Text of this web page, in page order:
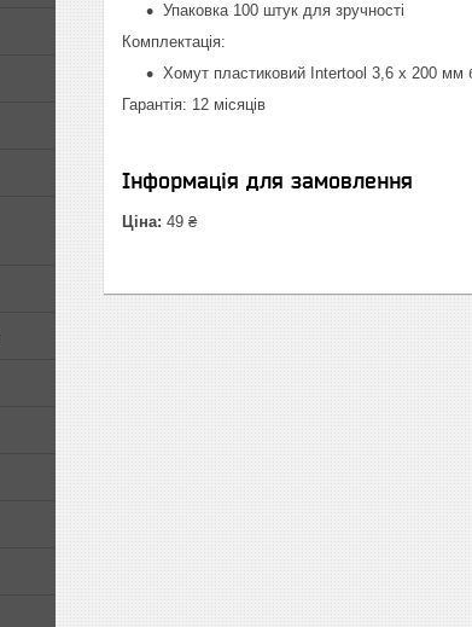
Упаковка 100 штук для зручності
Комплектація:
Хомут пластиковий Intertool 3,6 х 200 мм
Гарантія: 12 місяців
Інформація для замовлення
Ціна: 49 ₴